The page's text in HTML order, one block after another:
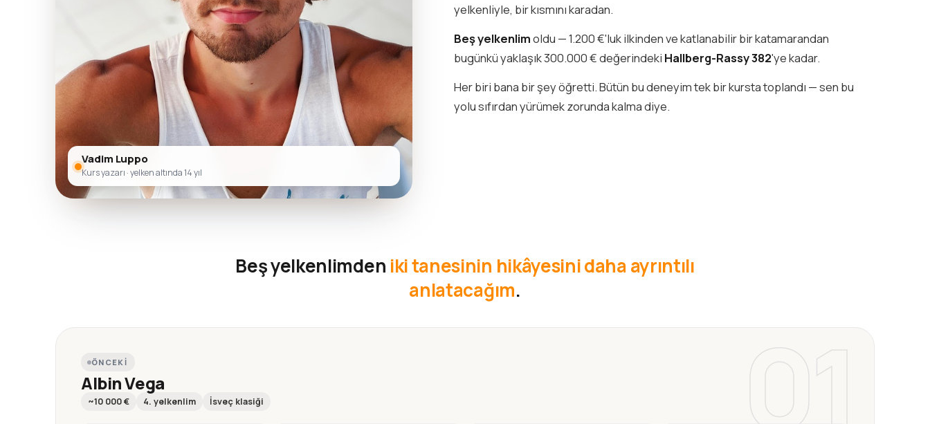
Vadim Luppo
Kurs yazarı · yelken altında 14 yıl
yelkenliyle, bir kısmını karadan.
Beş yelkenlimoldu — 1.200 €'luk ilkinden ve katlanabilir bir katamarandan
bugünkü yaklaşık 300.000 € değerindeki Hallberg-Rassy 382'ye kadar.
Her biri bana bir şey öğretti. Bütün bu deneyim tek bir kursta toplandı — sen bu
yolu sıfırdan yürümek zorunda kalma diye.
Beş yelkenlimden iki tanesinin hikâyesini daha ayrıntılı
anlatacağım.
01
ÖNCEKI
Albin Vega
~10 000 € 4. yelkenlim İsveç klasiği